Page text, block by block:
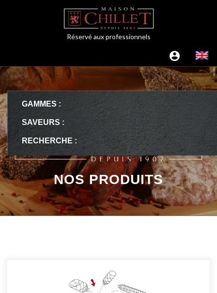
Réservé aux professionnels
GAMMES :
SAVEURS :
RECHERCHE :
NOS PRODUITS